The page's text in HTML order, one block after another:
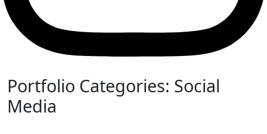
Portfolio Categories: Social
Media